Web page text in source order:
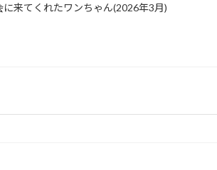
来てくれたワンちゃん(2026年3月)